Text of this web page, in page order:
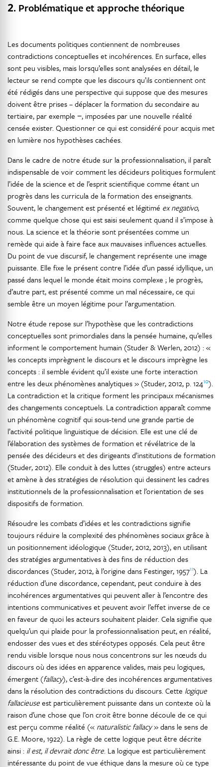
2. Problématique et approche théorique
Les documents politiques contiennent de nombreuses
contradictions conceptuelles et incohérences. En surface, elles
sont peu visibles, mais lorsqu’elles sont analysées en détail, le
lecteur se rend compte que les discours qu’ils contiennent ont
été rédigés dans une perspective qui suppose que des mesures
doivent être prises – déplacer la formation du secondaire au
tertiaire, par exemple −, imposées par une nouvelle réalité
censée exister. Questionner ce qui est considéré pour acquis met
en lumière nos hypothèses cachées.
Dans le cadre de notre étude sur la professionnalisation, il paraît
indispensable de voir comment les décideurs politiques formulent
l’idée de la science et de l’esprit scientifique comme étant un
progrès dans les curricula de la formation des enseignants.
Souvent, le changement est présenté et légitimé ex negativo,
comme quelque chose qui est saisi seulement quand il s’impose à
nous. La science et la théorie sont présentées comme un
remède qui aide à faire face aux mauvaises influences actuelles.
Du point de vue discursif, le changement représente une image
puissante. Elle fixe le présent contre l’idée d’un passé idyllique, un
passé dans lequel le monde était moins complexe ; le progrès,
d’autre part, est présenté comme un mal nécessaire, ce qui
semble être un moyen légitime pour l’argumentation.
Notre étude repose sur l’hypothèse que les contradictions
conceptuelles sont primordiales dans la pensée humaine, qu’elles
informent le comportement humain (Studer & Werlen, 2012) : «
les concepts imprègnent le discours et le discours imprègne les
concepts : il semble évident qu’il existe une forte interaction
entre les deux phénomènes analytiques » (Studer, 2012, p. 12410).
La contradiction et la critique forment les principaux mécanismes
des changements conceptuels. La contradiction apparaît comme
un phénomène cognitif qui sous-tend une grande partie de
l’activité politique linguistique de décision. Elle est une clé de
l’élaboration des systèmes de formation et révélatrice de la
pensée des décideurs et des dirigeants d’institutions de formation
(Studer, 2012). Elle conduit à des luttes (struggles) entre acteurs
et amène à des stratégies de résolution qui dessinent les cadres
institutionnels de la professionnalisation et l’orientation de ses
dispositifs de formation.
Résoudre les combats d’idées et les contradictions signifie
toujours réduire la complexité des phénomènes sociaux grâce à
un positionnement idéologique (Studer, 2012, 2013), en utilisant
des stratégies argumentatives à des fins de réduction des
discordances (Studer, 2012, à l’origine dans Festinger, 195711). La
réduction d’une discordance, cependant, peut conduire à des
incohérences argumentatives qui peuvent aller à l’encontre des
intentions communicatives et peuvent avoir l’effet inverse de ce
en faveur de quoi les acteurs souhaitent plaider. Cela signifie que
quelqu’un qui plaide pour la professionnalisation peut, en réalité,
endosser des vues et des stéréotypes opposés. Cela peut être
rendu visible lorsque nous nous concentrons sur les nœuds du
discours où des idées en apparence valides, mais peu logiques,
émergent (fallacy), c’est-à-dire des incohérences argumentatives
dans la résolution des contradictions du discours. Cette logique
fallacieuseest particulièrement puissante dans un contexte où la
raison d’une chose que l’on croit être bonne découle de ce qui
est perçu comme réalité (« naturalistic fallacy» dans le sens de
G.E. Moore, 1922). La règle de cette logique peut être décrite
ainsi : il est, il devrait donc être. La logique est particulièrement
intéressante du point de vue éthique dans la mesure où ce type